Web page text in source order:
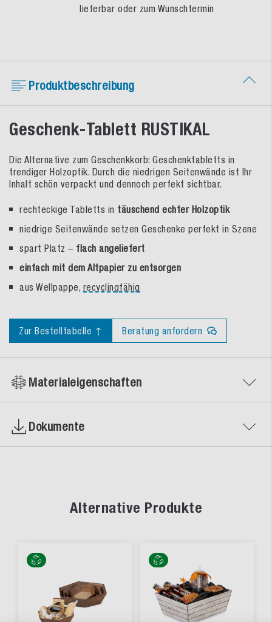
lieferbar oder zum Wunschtermin
Produktbeschreibung
Geschenk-Tablett RUSTIKAL
Die Alternative zum Geschenkkorb: Geschenktabletts in
trendiger Holzoptik. Durch die niedrigen Seitenwände ist Ihr
Inhalt schön verpackt und dennoch perfekt sichtbar.
rechteckige Tabletts in täuschend echter Holzoptik
niedrige Seitenwände setzen Geschenke perfekt in Szene
spart Platz – flach angeliefert
einfach mit dem Altpapier zu entsorgen
aus Wellpappe, recyclingfähig
Zur Bestelltabelle ↑ Beratung anfordern
Materialeigenschaften
Dokumente
Alternative Produkte